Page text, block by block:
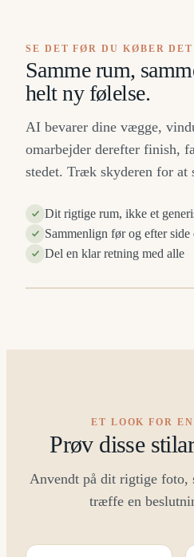
SE DET FØR DU KØBER DET
Samme rum,
helt ny følelse.
AI bevarer dine vægge,
omarbejder derefter finish,
stedet. Træk skyderen for at
Dit rigtige rum, ikke et
Sammenlign før og efter side
Del en klar retning med alle
FØR
⇔
ET LOOK FOR
Prøv disse
Anvendt på dit rigtige foto,
træffe en